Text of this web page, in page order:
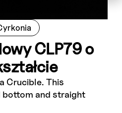
CLP79 o
Crucible. This
bottom and straight